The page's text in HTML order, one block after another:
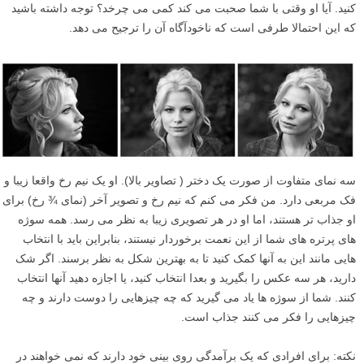
کنید. آیا او وقتی با شما صحبت می کند کمی می چرخد؟ توجه داشته باشید
که این احتمالا طرفی است که ناخودآگاه آن را ترجیح می دهد.
سه نمای متفاوت از صورت یک دختر ( تصاویر بالا). او یک نیم رخ واقعا زیبا و
فک مربعی دارد. من فکر می کنم که نیم رخ و تصویر آخر (نمای ¾ رخ) برای
او جذاب تر هستند، اما او در هر تصویری زیبا به نظر می رسد. همه سوژه
های پرتره های شما از این نعمت برخوردار نیستند، بنابراین باید با انتخاب
هایی مانند این به آنها کمک کنید تا به بهترین شکل به نظر برسند. اگر شک
دارید، هر سه عکس را بگیرید و بعدا انتخاب کنید، یا اجازه دهید آنها انتخاب
کنند. شما از سوژه ها یاد می گیرید که چه چیزهایی را دوست دارند و چه
چیزهایی را فکر می کنند جذاب است.
نکته: برای افرادی که یک برآمدگی روی بینی خود دارند که نمی خواهند در